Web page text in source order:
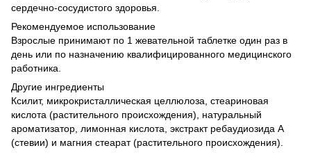
сердечно-сосудистого здоровья.
Рекомендуемое использование
Взрослые принимают по 1 жевательной таблетке один раз в
день или по назначению квалифицированного медицинского
работника.
Другие ингредиенты
Ксилит, микрокристаллическая целлюлоза, стеариновая
кислота (растительного происхождения), натуральный
ароматизатор, лимонная кислота, экстракт ребаудиозида А
(стевии) и магния стеарат (растительного происхождения).